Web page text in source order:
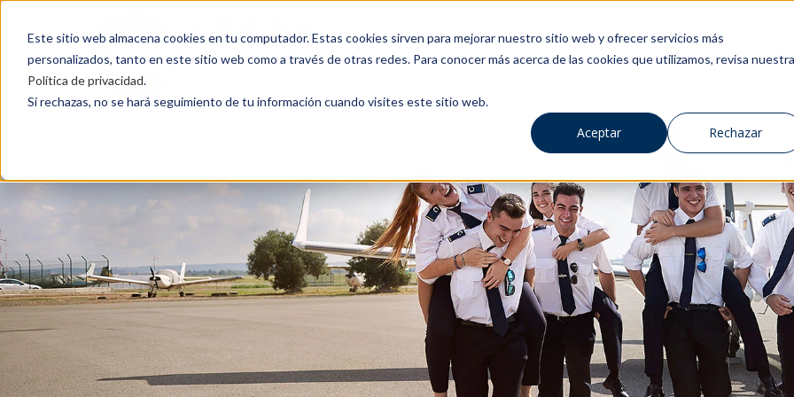
Este sitio web almacena cookies en tu computador. Estas cookies sirven para mejorar nuestro sitio web y ofrecer servicios más
personalizados, tanto en este sitio web como a través de otras redes. Para conocer más acerca de las cookies que utilizamos, revisa nuestra
Política de privacidad.
Si rechazas, no se hará seguimiento de tu información cuando visites este sitio web.
Aceptar Rechazar